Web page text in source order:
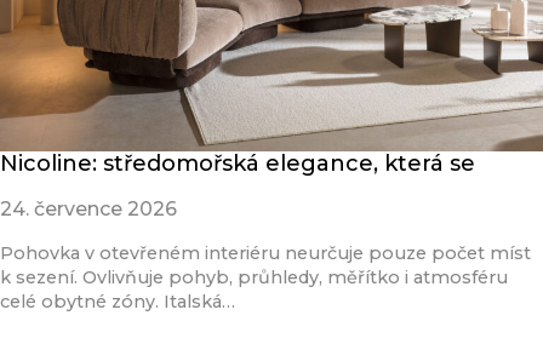
Nicoline: středomořská elegance, která se
24. července 2026
Pohovka v otevřeném interiéru neurčuje pouze počet míst
k sezení. Ovlivňuje pohyb, průhledy, měřítko i atmosféru
celé obytné zóny. Italská…